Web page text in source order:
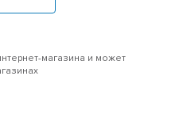
магазина и может